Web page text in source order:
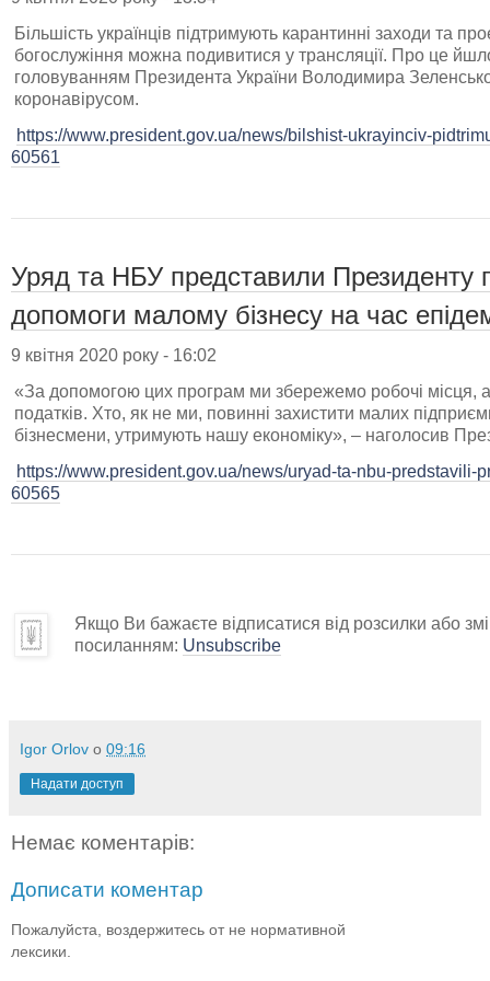
Більшість українців підтримують карантинні заходи та
богослужіння можна подивитися у трансляції. Про це
головуванням Президента України Володимира
коронавірусом.
https://www.president.gov.ua/news/bilshist-ukrayinciv-
60561
Уряд та НБУ представили Президенту
допомоги малому бізнесу на час
9 квітня 2020 року - 16:02
«За допомогою цих програм ми збережемо робочі місця,
податків. Хто, як не ми, повинні захистити малих
бізнесмени, утримують нашу економіку», – наголосив
https://www.president.gov.ua/news/uryad-ta-nbu-predstavili-
60565
Якщо Ви бажаєте відписатися від розсилки або
посиланням: Unsubscribe
Igor Orlov о 09:16
Надати доступ
Немає коментарів:
Дописати коментар
Пожалуйста, воздержитесь от не нормативной
лексики.